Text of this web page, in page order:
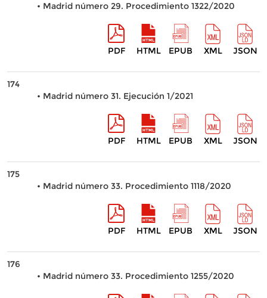
• Madrid número 29. Procedimiento 1322/2020
PDF HTML EPUB XML JSON
174
• Madrid número 31. Ejecución 1/2021
PDF HTML EPUB XML JSON
175
• Madrid número 33. Procedimiento 1118/2020
PDF HTML EPUB XML JSON
176
• Madrid número 33. Procedimiento 1255/2020